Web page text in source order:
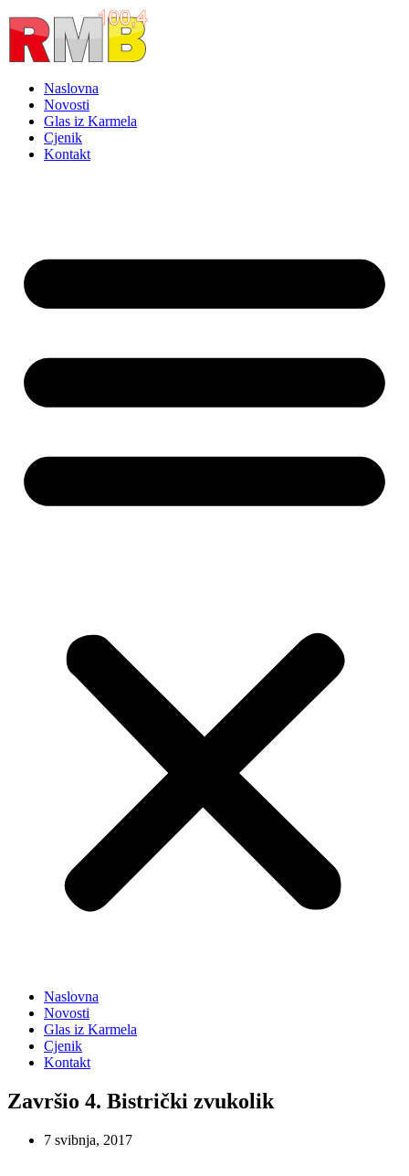
Idi
na
sadržaj
Naslovna
Novosti
Glas iz Karmela
Cjenik
Kontakt
Naslovna
Novosti
Glas iz Karmela
Cjenik
Kontakt
Završio 4. Bistrički zvukolik
7 svibnja, 2017